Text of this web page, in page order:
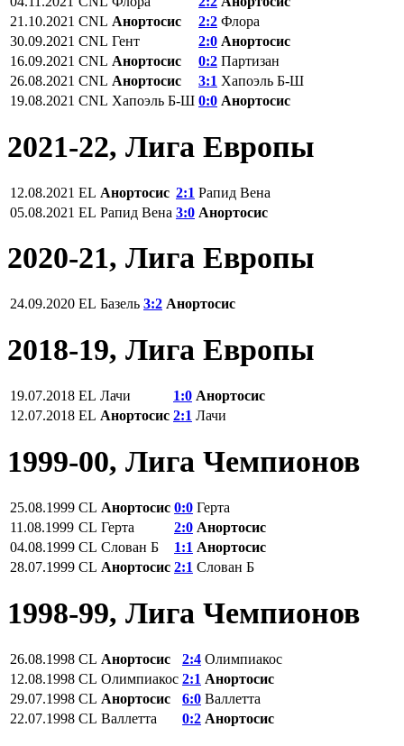
21.10.2021 СNL Анортосис 2:2 Флора
30.09.2021 СNL Гент 2:0 Анортосис
16.09.2021 СNL Анортосис 0:2 Партизан
26.08.2021 СNL Анортосис 3:1 Хапоэль Б-Ш
19.08.2021 СNL Хапоэль Б-Ш 0:0 Анортосис
2021-22, Лига Европы
12.08.2021 EL Анортосис 2:1 Рапид Вена
05.08.2021 EL Рапид Вена 3:0 Анортосис
2020-21, Лига Европы
24.09.2020 EL Базель 3:2 Анортосис
2018-19, Лига Европы
19.07.2018 EL Лачи 1:0 Анортосис
12.07.2018 EL Анортосис 2:1 Лачи
1999-00, Лига Чемпионов
25.08.1999 CL Анортосис 0:0 Герта
11.08.1999 CL Герта 2:0 Анортосис
04.08.1999 CL Слован Б 1:1 Анортосис
28.07.1999 CL Анортосис 2:1 Слован Б
1998-99, Лига Чемпионов
26.08.1998 CL Анортосис 2:4 Олимпиакос
12.08.1998 CL Олимпиакос 2:1 Анортосис
29.07.1998 CL Анортосис 6:0 Валлетта
22.07.1998 CL Валлетта 0:2 Анортосис